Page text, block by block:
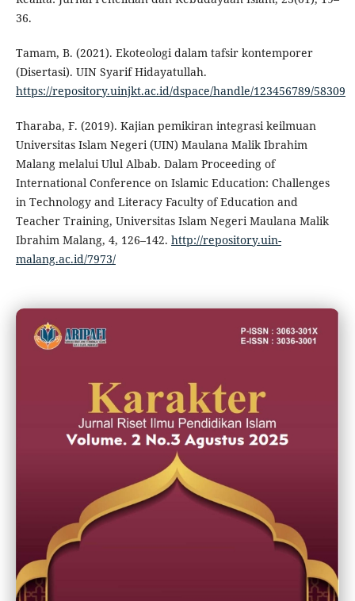
36.
Tamam, B. (2021). Ekoteologi dalam tafsir kontemporer
(Disertasi). UIN Syarif Hidayatullah.
https://repository.uinjkt.ac.id/dspace/handle/123456789/58309
Tharaba, F. (2019). Kajian pemikiran integrasi keilmuan
Universitas Islam Negeri (UIN) Maulana Malik Ibrahim
Malang melalui Ulul Albab. Dalam Proceeding of
International Conference on Islamic Education: Challenges
in Technology and Literacy Faculty of Education and
Teacher Training, Universitas Islam Negeri Maulana Malik
Ibrahim Malang, 4, 126–142. http://repository.uin-
malang.ac.id/7973/